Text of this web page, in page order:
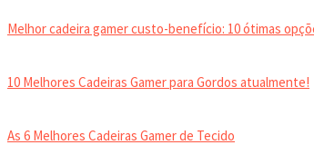
Melhor cadeira gamer custo-benefício: 10 ótimas
10 Melhores Cadeiras Gamer para Gordos atualmente!
As 6 Melhores Cadeiras Gamer de Tecido